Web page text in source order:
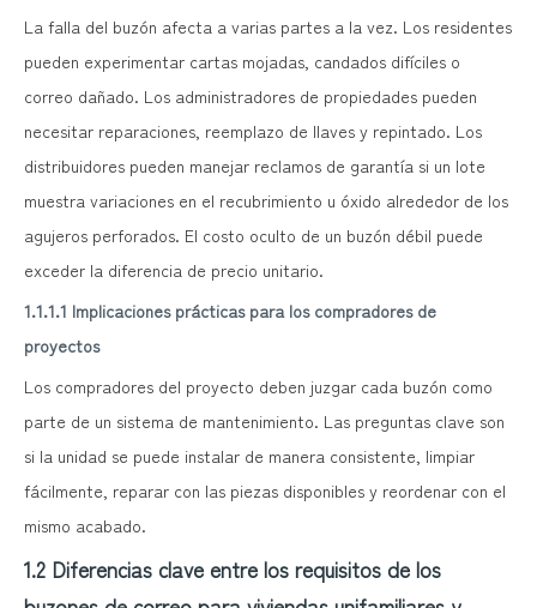
La falla del buzón afecta a varias partes a la vez. Los residentes
pueden experimentar cartas mojadas, candados difíciles o
correo dañado. Los administradores de propiedades pueden
necesitar reparaciones, reemplazo de llaves y repintado. Los
distribuidores pueden manejar reclamos de garantía si un lote
muestra variaciones en el recubrimiento u óxido alrededor de los
agujeros perforados. El costo oculto de un buzón débil puede
exceder la diferencia de precio unitario.
1.1.1.1 Implicaciones prácticas para los compradores de
proyectos
Los compradores del proyecto deben juzgar cada buzón como
parte de un sistema de mantenimiento. Las preguntas clave son
si la unidad se puede instalar de manera consistente, limpiar
fácilmente, reparar con las piezas disponibles y reordenar con el
mismo acabado.
1.2 Diferencias clave entre los requisitos de los